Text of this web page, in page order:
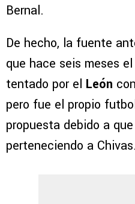
Bernal.
De hecho, la fuente
que hace seis meses
tentado por el León
pero fue el propio
propuesta debido a
perteneciendo a Chivas.